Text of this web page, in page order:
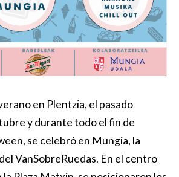
en Plentzia, el pasado
y durante todo el fin de
se celebró en Mungia, la
VanSobreRuedas. En el centro